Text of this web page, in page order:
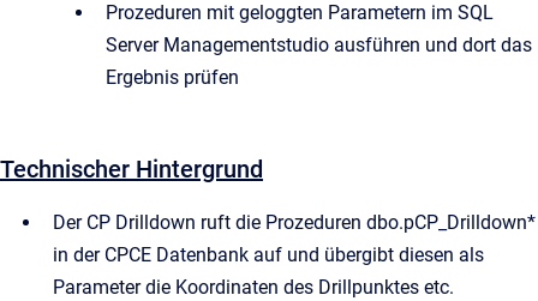
Prozeduren mit geloggten Parametern im SQL
Server Managementstudio ausführen und dort das
Ergebnis prüfen
Technischer Hintergrund
Der CP Drilldown ruft die Prozeduren dbo.pCP_Drilldown*
in der CPCE Datenbank auf und übergibt diesen als
Parameter die Koordinaten des Drillpunktes etc.